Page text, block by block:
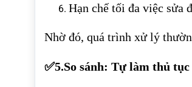
Hạn chế tối đa việc sửa
Nhờ đó, quá trình xử lý
✅5.So sánh: Tự làm thủ